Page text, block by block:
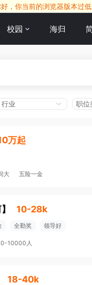
，你当前的浏览器版本过
校园 海归
行业 职位
万起
大 五险一金
】 10-28k
全勤奖 领导好
10000人
18-40k